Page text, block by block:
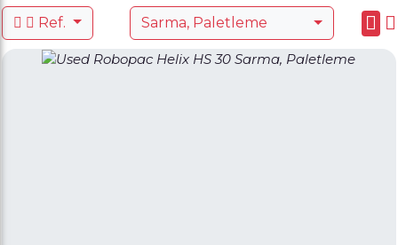
Ref. Sarma, Paletleme